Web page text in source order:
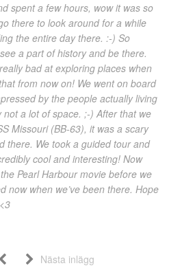
spent a few hours, wow it was so
there to look around for a while
the entire day there. :-) So
a part of history and be there.
bad at exploring places when
from now on! We went on board
by the people actually living
not a lot of space. ;-) After that we
Missouri (BB-63), it was a scary
there. We took a guided tour and
cool and interesting! Now
Pearl Harbour movie before we
now when we’ve been there. Hope
Nästa inlägg